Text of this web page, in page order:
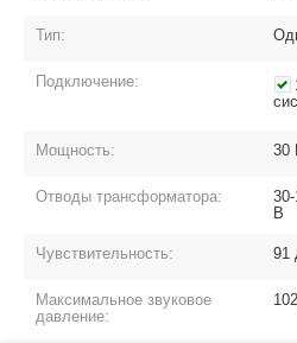
Тип:
Подключение:
Мощность: 30
Отводы трансформатора:
В
Чувствительность: 91
Максимальное звуковое
давление: